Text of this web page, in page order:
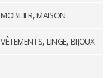
MOBILIER, MAISON
VÊTEMENTS, LINGE, BIJOUX